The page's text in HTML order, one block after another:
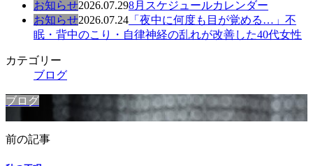
お知らせ2026.07.298月スケジュールカレンダー
お知らせ2026.07.24 「夜中に何度も目が覚める…」不
眠・背中のこり・自律神経の乱れが改善した40代女性
カテゴリー
ブログ
ブログ
前の記事